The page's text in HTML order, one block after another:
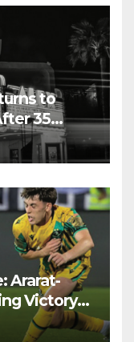
to
35
Ararat-
Victory